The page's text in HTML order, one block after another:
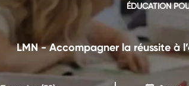
ÉDUCATION
LMN - Accompagner la réussite à